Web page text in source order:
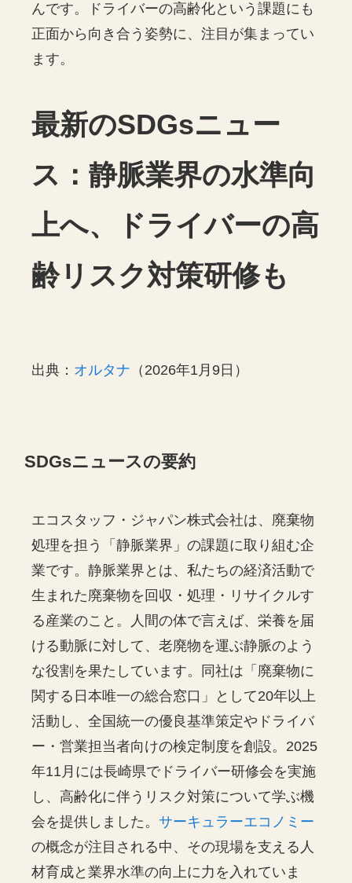
んです。ドライバーの高齢化という課題にも
正面から向き合う姿勢に、注目が集まってい
ます。
最新のSDGsニュー
ス：静脈業界の水準向
上へ、ドライバーの高
齢リスク対策研修も
出典： オルタナ （2026年1月9日）
SDGsニュースの要約
エコスタッフ・ジャパン株式会社は、廃棄物
処理を担う「静脈業界」の課題に取り組む企
業です。静脈業界とは、私たちの経済活動で
生まれた廃棄物を回収・処理・リサイクルす
る産業のこと。人間の体で言えば、栄養を届
ける動脈に対して、老廃物を運ぶ静脈のよう
な役割を果たしています。同社は「廃棄物に
関する日本唯一の総合窓口」として20年以上
活動し、全国統一の優良基準策定やドライバ
ー・営業担当者向けの検定制度を創設。2025
年11月には長崎県でドライバー研修会を実施
し、高齢化に伴うリスク対策について学ぶ機
会を提供しました。サーキュラーエコノミー
の概念が注目される中、その現場を支える人
材育成と業界水準の向上に力を入れていま